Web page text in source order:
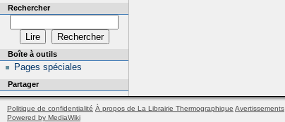
Rechercher
Boîte à outils
Pages spéciales
Partager
Politique de confidentialité À propos de La Librairie Thermographique Avertissements
Powered by MediaWiki